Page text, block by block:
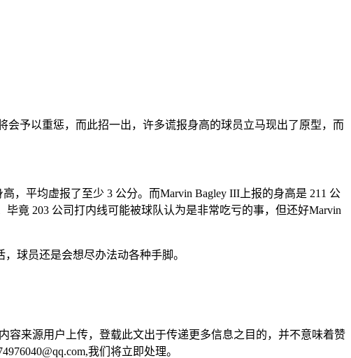
予以重惩，而此招一出，许多谎报身高的球员立马现出了原型，而
平均虚报了至少 3 公分。而Marvin Bagley III上报的身高是 211 公
竟 203 公司打内线可能被球队认为是非常吃亏的事，但还好Marvin
球员还是会想尽办法动各种手脚。
容来源用户上传，登载此文出于传递更多信息之目的，并不意味着赞
我们将立即处理。